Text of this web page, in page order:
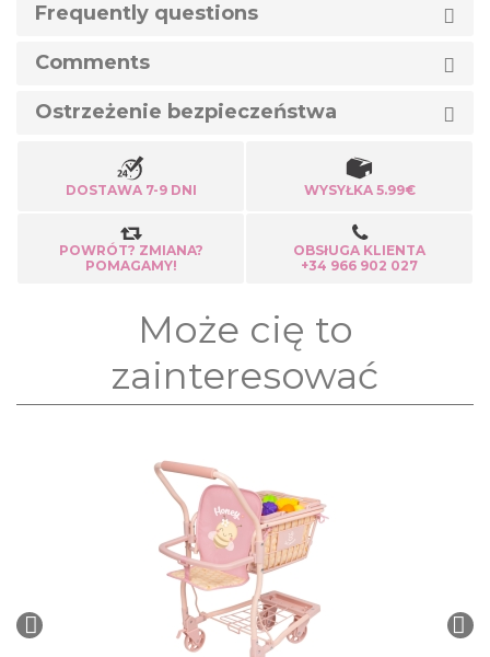
Frequently questions
Comments
Ostrzeżenie bezpieczeństwa
DOSTAWA 7-9 DNI WYSYŁKA 5.99€
POWRÓT? ZMIANA?
POMAGAMY!
OBSłUGA KLIENTA
+34 966 902 027
Może cię to
zainteresować